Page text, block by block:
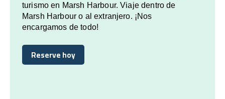
turismo en Marsh Harbour. Viaje dentro de
Marsh Harbour o al extranjero. ¡Nos
encargamos de todo!
Reserve hoy
Reserve hoy